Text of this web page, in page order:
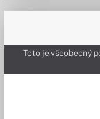
Toto je všeobecný